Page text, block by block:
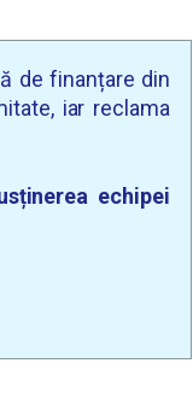
de finanțare din
iar reclama
echipei